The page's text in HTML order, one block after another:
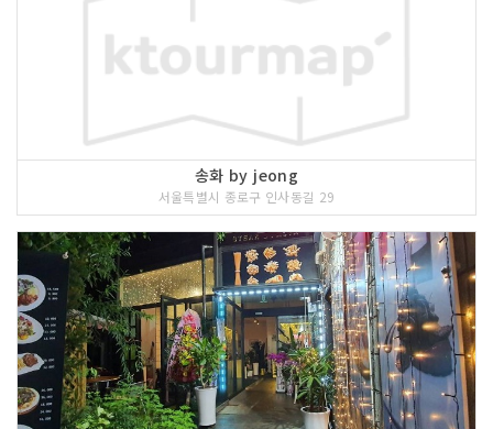
송화 by jeong
서울특별시 종로구 인사동길 29